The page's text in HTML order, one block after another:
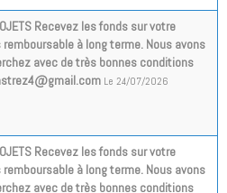
Recevez les fonds sur votre
à long terme. Nous avons
avec de très bonnes conditions
Le 24/07/2026
Recevez les fonds sur votre
à long terme. Nous avons
avec de très bonnes conditions